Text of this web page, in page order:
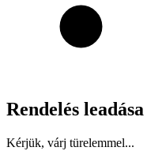
Rendelés
Kérjük, várj türelemmel...